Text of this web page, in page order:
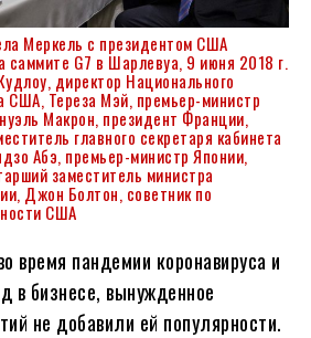
Меркель с президентом США
G7 в Шарлевуа, 9 июня 2018 г.
директор Национального
США, Тереза Мэй, премьер-министр
Макрон, президент Франции,
главного секретаря кабинета
Абэ, премьер-министр Японии,
заместитель министра
Джон Болтон, советник по
США
время пандемии коронавируса и
в бизнесе, вынужденное
не добавили ей популярности.